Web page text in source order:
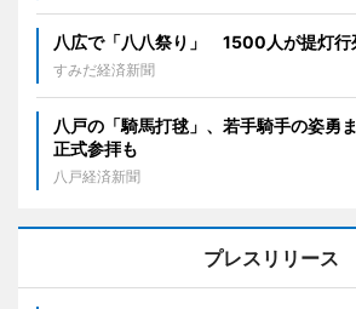
八広で「八八祭り」 1500人が提灯行
すみだ経済新聞
八戸の「騎馬打毬」、若手騎手の姿
正式参拝も
八戸経済新聞
プレスリリース